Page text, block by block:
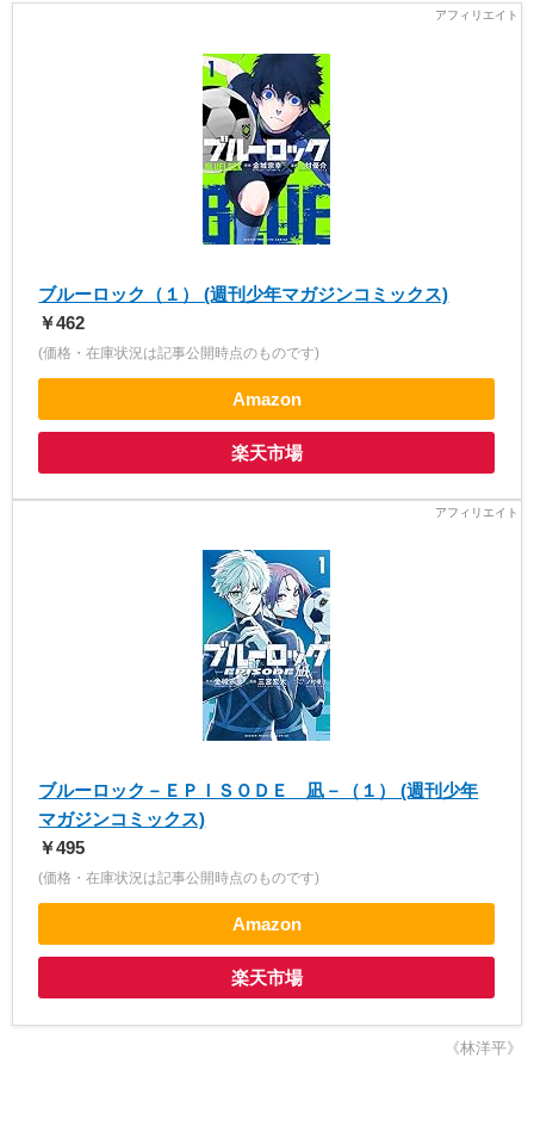
ブルーロック（１） (週刊少年マガジンコミックス)
￥462
(価格・在庫状況は記事公開時点のものです)
Amazon
楽天市場
ブルーロック－ＥＰＩＳＯＤＥ 凪－（１） (週刊少年
マガジンコミックス)
￥495
(価格・在庫状況は記事公開時点のものです)
Amazon
楽天市場
《林洋平》